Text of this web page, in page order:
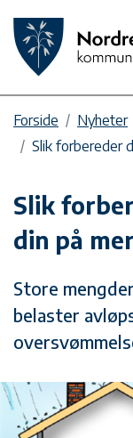
Forside Nyheter
Slik forbereder
Slik
din på
Store
belaster